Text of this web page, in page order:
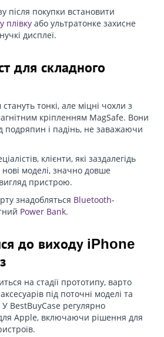
після покупки встановити
плівку або ультратонке захисне
дисплеї.
для складного
тонкі, але міцні чохли з
кріпленням MagSafe. Вони
подряпин і падінь, не заважаючи
клієнти, які заздалегідь
нові моделі, значно довше
пристрою.
знадобляться Bluetooth-
Power Bank.
до виходу iPhone
на стадії прототипу, варто
під поточні моделі та
BestBuyCase регулярно
Apple, включаючи рішення для